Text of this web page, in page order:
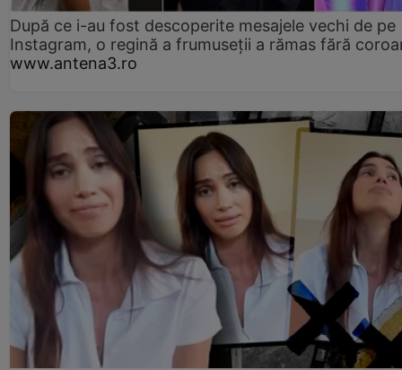
După ce i-au fost descoperite mesajele vechi de pe
Instagram, o regină a frumuseții a rămas fără
www.antena3.ro